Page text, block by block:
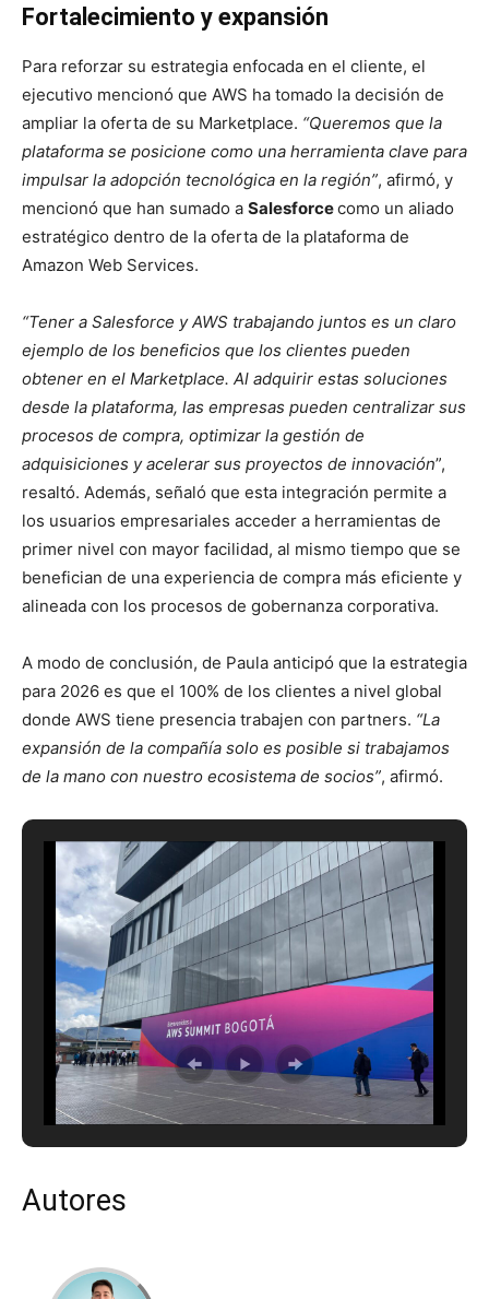
Fortalecimiento y expansión
Para reforzar su estrategia enfocada en el cliente, el
ejecutivo mencionó que AWS ha tomado la decisión de
ampliar la oferta de su Marketplace. “Queremos que la
plataforma se posicione como una herramienta clave para
impulsar la adopción tecnológica en la región”, afirmó, y
mencionó que han sumado a Salesforcecomo un aliado
estratégico dentro de la oferta de la plataforma de
Amazon Web Services.
“Tener a Salesforce y AWS trabajando juntos es un claro
ejemplo de los beneficios que los clientes pueden
obtener en el Marketplace. Al adquirir estas soluciones
desde la plataforma, las empresas pueden centralizar sus
procesos de compra, optimizar la gestión de
adquisiciones y acelerar sus proyectos de innovación”,
resaltó. Además, señaló que esta integración permite a
los usuarios empresariales acceder a herramientas de
primer nivel con mayor facilidad, al mismo tiempo que se
benefician de una experiencia de compra más eficiente y
alineada con los procesos de gobernanza corporativa.
A modo de conclusión, de Paula anticipó que la estrategia
para 2026 es que el 100% de los clientes a nivel global
donde AWS tiene presencia trabajen con partners. “La
expansión de la compañía solo es posible si trabajamos
de la mano con nuestro ecosistema de socios”, afirmó.
Autores